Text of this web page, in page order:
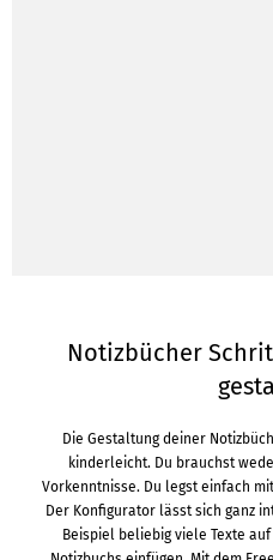
Notizbücher
Die Gestaltung deiner
kinderleicht. Du brauchst
Vorkenntnisse. Du legst einfach
Der Konfigurator lässt sich ganz
Beispiel beliebig viele Texte